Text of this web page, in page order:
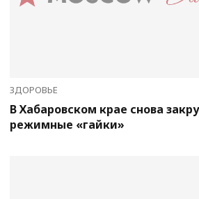
ЗДОРОВЬЕ
В Хабаровском крае снова
режимные «гайки»